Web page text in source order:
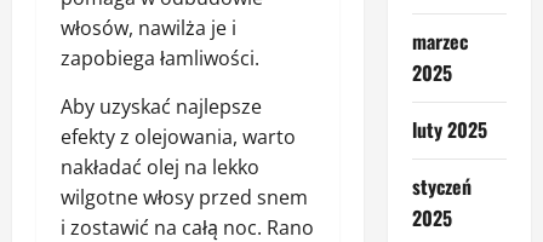
włosów, nawilża je i
zapobiega łamliwości.
Aby uzyskać najlepsze
efekty z olejowania, warto
nakładać olej na lekko
wilgotne włosy przed snem
i zostawić na całą noc. Rano
marzec
2025
luty 2025
styczeń
2025